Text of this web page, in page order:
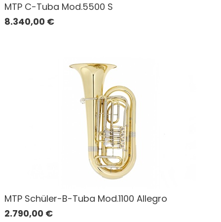
MTP C-Tuba Mod.5500 S
8.340,00 €
MTP Schüler-B-Tuba Mod.1100 Allegro
2.790,00 €